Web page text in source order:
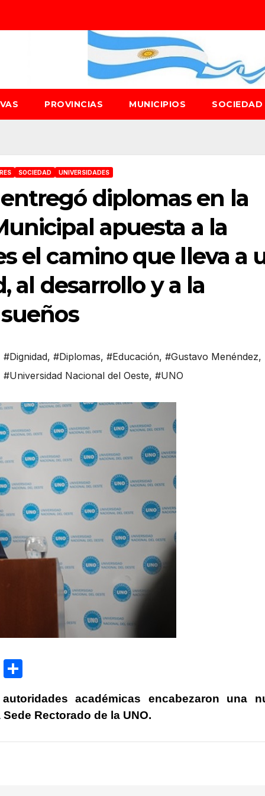
PROVINCIAS MUNICIPIOS SOCIEDAD
SOCIEDAD UNIVERSIDADES
diplomas en la
apuesta a la
el camino que lleva a
al desarrollo y a la
#Dignidad, #Diplomas, #Educación, #Gustavo Menéndez,
#Universidad Nacional del Oeste, #UNO
P
nt m
p
ar
académicas encabezaron una
Rectorado de la UNO.